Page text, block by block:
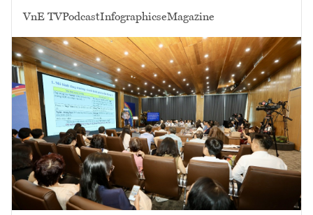
VnE TVPodcastInfographicseMagazine